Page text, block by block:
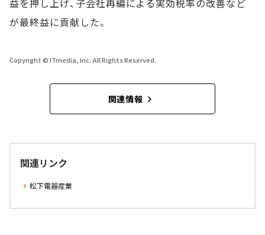
益を押し上げ、子会社再編による実効税率の改善など
が最終益に貢献した。
Copyright © ITmedia, Inc. All Rights Reserved.
関連情報
関連リンク
松下電器産業